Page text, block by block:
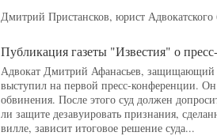
Дмитрий Пристансков, юрист
Публикация газеты "Известия" о
Адвокат Дмитрий Афанасьев, защищающий
выступил на первой пресс-конференции. Он
обвинения. После этого суд должен
ли защите дезавуировать признания,
вилле, зависит итоговое решение суда...